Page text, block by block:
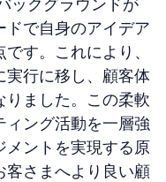
ドで自身のアイデア
す。これにより、
実行に移し、顧客体
ました。この柔軟
ング活動を一層強
メントを実現する原
客さまへより良い顧